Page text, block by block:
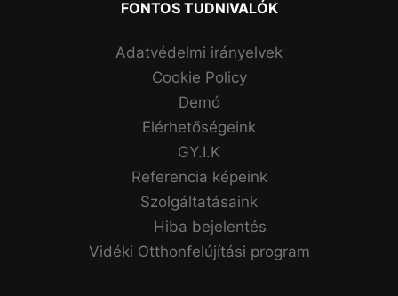
FONTOS TUDNIVALÓK
Adatvédelmi irányelvek
Cookie Policy
Demó
Elérhetőségeink
GY.I.K
Referencia képeink
Szolgáltatásaink
Hiba bejelentés
Vidéki Otthonfelújítási program